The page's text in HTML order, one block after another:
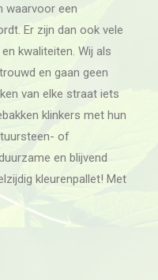
waarvoor een
Er zijn dan ook vele
kwaliteiten. Wij als
en gaan geen
van elke straat iets
klinkers met hun
of
en blijvend
kleurenpallet! Met